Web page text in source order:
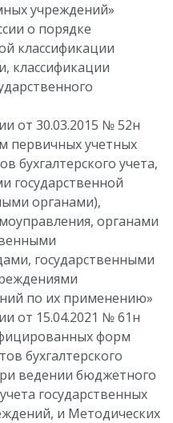
учреждений»
о порядке
классификации
классификации
от 30.03.2015 № 52н
первичных учетных
бухгалтерского учета,
государственной
органами),
органами
государственными
по их применению»
от 15.04.2021 № 61н
форм
бухгалтерского
ведении бюджетного
государственных
и Методических